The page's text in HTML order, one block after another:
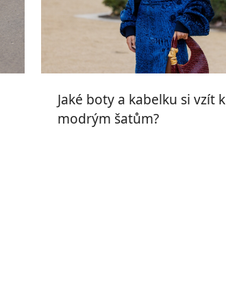
Jaké boty a kabelku si vzít k
modrým šatům?